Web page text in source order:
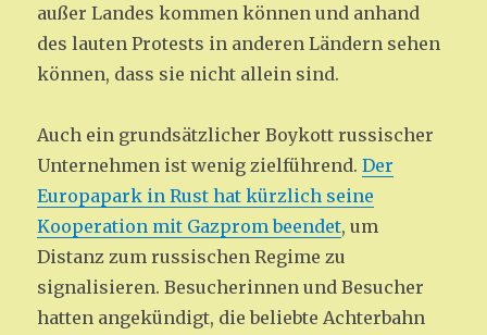
außer Landes kommen können und anhand
des lauten Protests in anderen Ländern sehen
können, dass sie nicht allein sind.
Auch ein grundsätzlicher Boykott russischer
Unternehmen ist wenig zielführend.Der
Europapark in Rust hat kürzlich seine
Kooperation mit Gazprom beendet, um
Distanz zum russischen Regime zu
signalisieren. Besucherinnen und Besucher
hatten angekündigt, die beliebte Achterbahn